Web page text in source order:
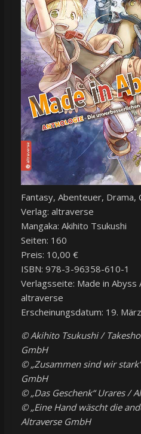
Fantasy, Abenteuer, Drama,
Verlag: altraverse
Mangaka: Akihito Tsukushi
Seiten: 160
Preis: 10,00 €
ISBN: 978-3-96358-610-1
Verlagsseite: Made in Abyss
altraverse
Erscheinungsdatum: 19.
© Akihito Tsukushi /
GmbH
© „Zusammen sind wir
GmbH
© „Das Geschenk“ Urares /
© „Eine Hand wäscht die
Altraverse GmbH